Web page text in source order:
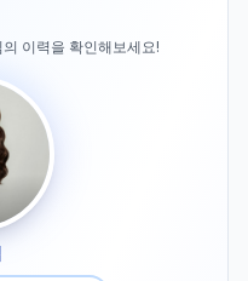
이력을 확인해보세요!